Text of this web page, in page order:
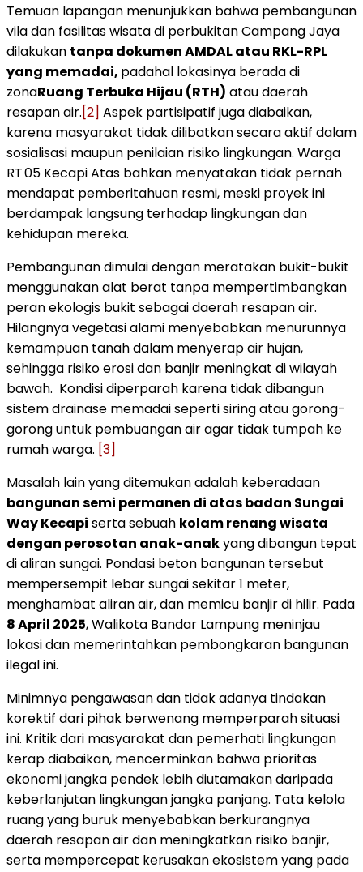
Temuan lapangan menunjukkan bahwa pembangunan
vila dan fasilitas wisata di perbukitan Campang Jaya
dilakukan tanpa dokumen AMDAL atau RKL-RPL
yang memadai, padahal lokasinya berada di
zonaRuang Terbuka Hijau (RTH) atau daerah
resapan air.[2] Aspek partisipatif juga diabaikan,
karena masyarakat tidak dilibatkan secara aktif dalam
sosialisasi maupun penilaian risiko lingkungan. Warga
RT 05 Kecapi Atas bahkan menyatakan tidak pernah
mendapat pemberitahuan resmi, meski proyek ini
berdampak langsung terhadap lingkungan dan
kehidupan mereka.
Pembangunan dimulai dengan meratakan bukit-bukit
menggunakan alat berat tanpa mempertimbangkan
peran ekologis bukit sebagai daerah resapan air.
Hilangnya vegetasi alami menyebabkan menurunnya
kemampuan tanah dalam menyerap air hujan,
sehingga risiko erosi dan banjir meningkat di wilayah
bawah. Kondisi diperparah karena tidak dibangun
sistem drainase memadai seperti siring atau gorong-
gorong untuk pembuangan air agar tidak tumpah ke
rumah warga. [3]
Masalah lain yang ditemukan adalah keberadaan
bangunan semi permanen di atas badan Sungai
Way Kecapi serta sebuah kolam renang wisata
dengan perosotan anak-anakyang dibangun tepat
di aliran sungai. Pondasi beton bangunan tersebut
mempersempit lebar sungai sekitar 1 meter,
menghambat aliran air, dan memicu banjir di hilir. Pada
8 April 2025, Walikota Bandar Lampung meninjau
lokasi dan memerintahkan pembongkaran bangunan
ilegal ini.
Minimnya pengawasan dan tidak adanya tindakan
korektif dari pihak berwenang memperparah situasi
ini. Kritik dari masyarakat dan pemerhati lingkungan
kerap diabaikan, mencerminkan bahwa prioritas
ekonomi jangka pendek lebih diutamakan daripada
keberlanjutan lingkungan jangka panjang. Tata kelola
ruang yang buruk menyebabkan berkurangnya
daerah resapan air dan meningkatkan risiko banjir,
serta mempercepat kerusakan ekosistem yang pada